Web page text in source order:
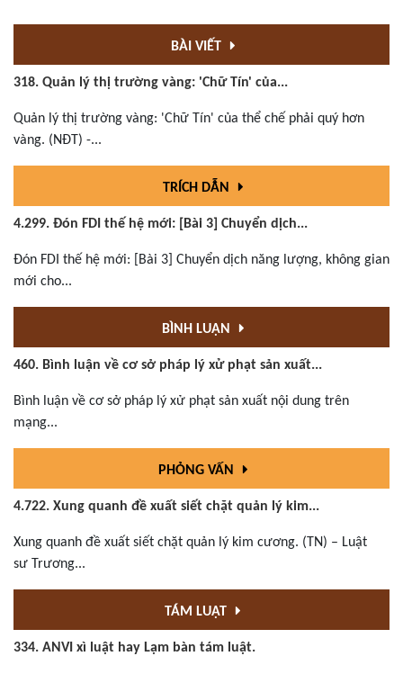
BÀI VIẾT
318. Quản lý thị trường vàng: 'Chữ Tín' của...
Quản lý thị trường vàng: 'Chữ Tín' của thể chế phải quý hơn
vàng. (NĐT) -...
TRÍCH DẪN
4.299. Đón FDI thế hệ mới: [Bài 3] Chuyển dịch...
Đón FDI thế hệ mới: [Bài 3] Chuyển dịch năng lượng, không gian
mới cho...
BÌNH LUẬN
460. Bình luận về cơ sở pháp lý xử phạt sản xuất...
Bình luận về cơ sở pháp lý xử phạt sản xuất nội dung trên
mạng...
PHỎNG VẤN
4.722. Xung quanh đề xuất siết chặt quản lý kim...
Xung quanh đề xuất siết chặt quản lý kim cương. (TN) – Luật
sư Trương...
TÁM LUẬT
334. ANVI xì luật hay Lạm bàn tám luật.